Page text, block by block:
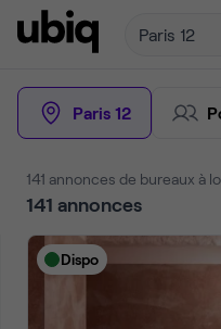
Paris 12
Paris 12
141 annonces de bureaux à
141 annonces